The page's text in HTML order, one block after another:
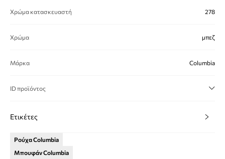
Χρώμα κατασκευαστή 278
Χρώμα μπεζ
Μάρκα Columbia
ID προϊόντος
Ετικέτες
Ρούχα Columbia
Μπουφάν Columbia